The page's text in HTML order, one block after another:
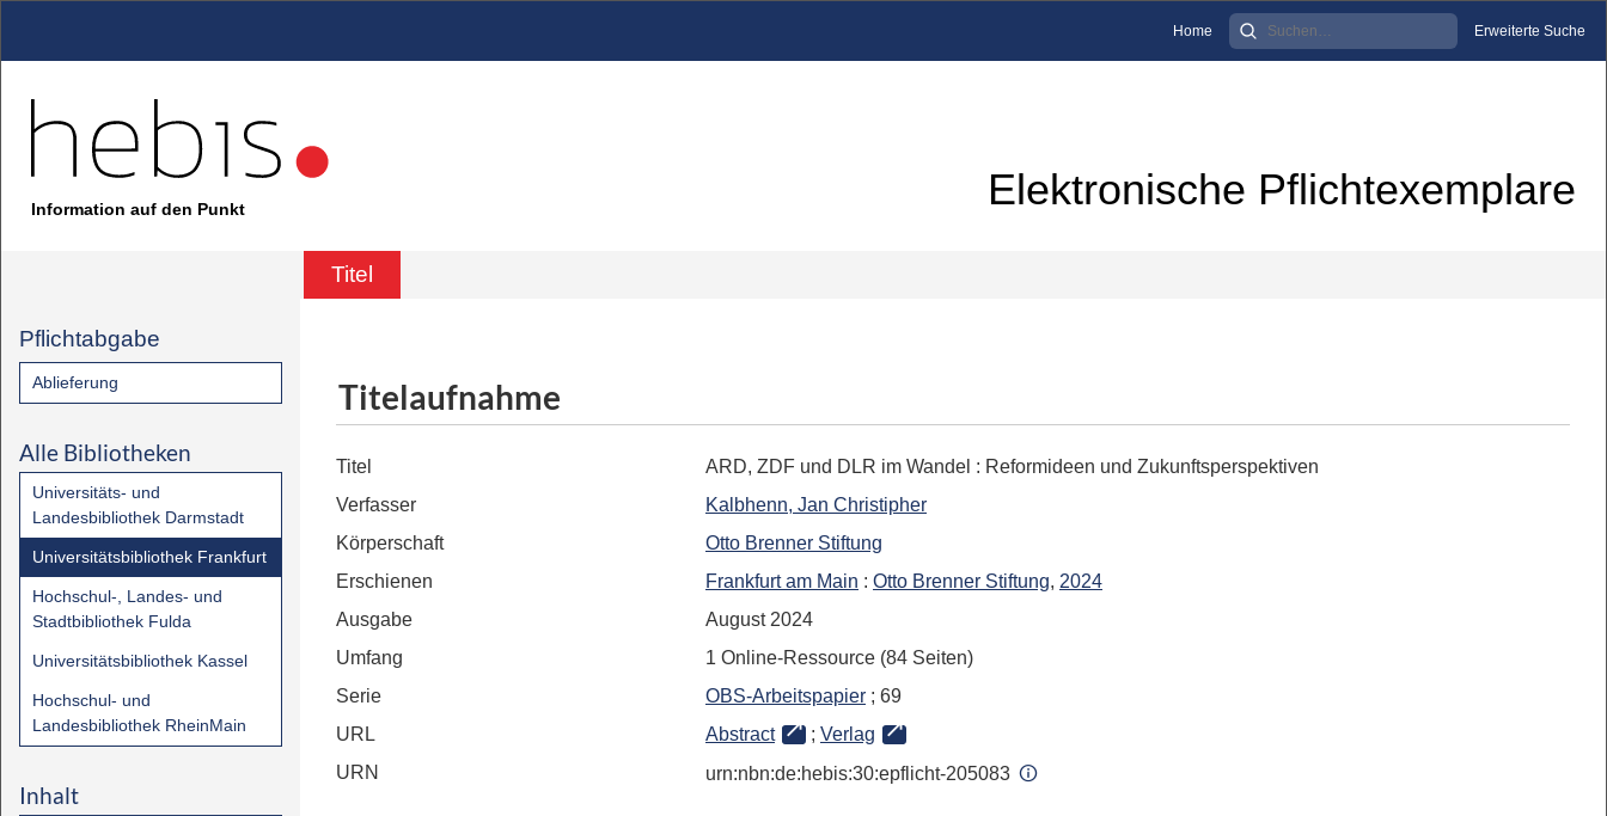
Home Erweiterte Suche
Information auf den Punkt Elektronische Pflichtexemplare
Titel
Pflichtabgabe
Ablieferung
Alle Bibliotheken
Universitäts- und
Landesbibliothek Darmstadt
Universitätsbibliothek Frankfurt
Hochschul-, Landes- und
Stadtbibliothek Fulda
Universitätsbibliothek Kassel
Hochschul- und
Landesbibliothek RheinMain
Inhalt
Titelaufnahme
Titel ARD, ZDF und DLR im Wandel : Reformideen und Zukunftsperspektiven
Verfasser
Kalbhenn, Jan Christipher
Körperschaft
Otto Brenner Stiftung
Erschienen
Frankfurt am Main : Otto Brenner Stiftung, 2024
Ausgabe
August 2024
Umfang
1 Online-Ressource (84 Seiten)
Serie
OBS-Arbeitspapier ; 69
URL
Abstract ; Verlag
URN
urn:nbn:de:hebis:30:epflicht-205083